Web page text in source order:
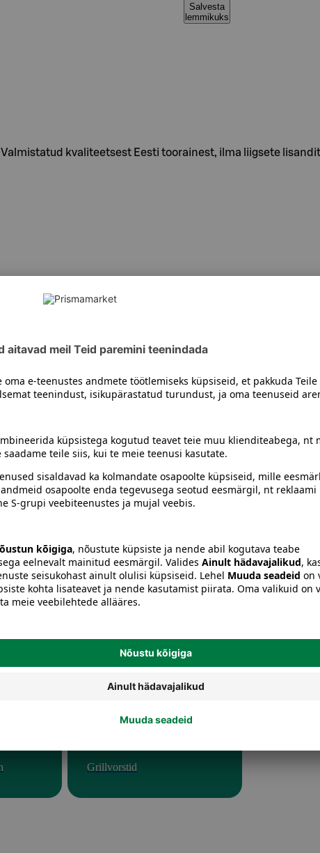
Salvesta
lemmikuks
kvaliteetsest Eesti toorainest, ilma liigsete
2%), röstsibul (sh NISU), nitritsool, vürtsid (sh SINEP),
Grillvorstid